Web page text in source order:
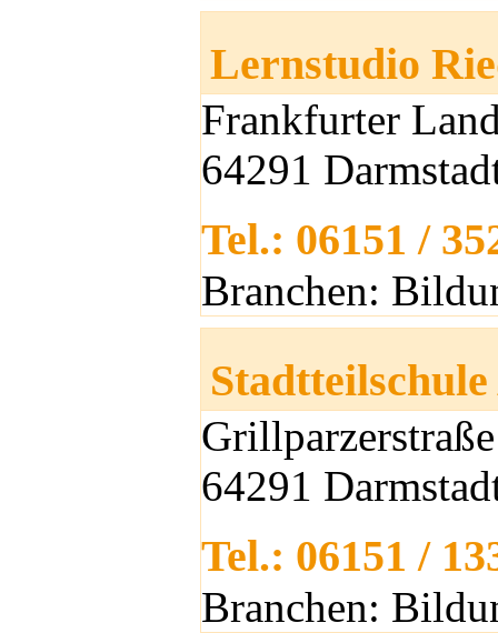
Lernstudio
Frankfurter
64291
Tel.: 06151 /
Branchen:
64291
Tel.: 06151 /
Branchen: